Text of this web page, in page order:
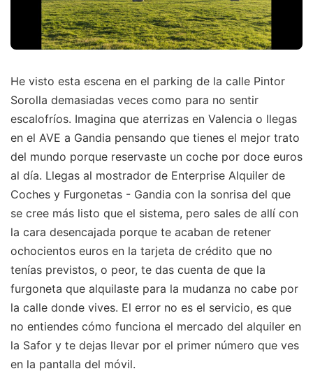
He visto esta escena en el parking de la calle Pintor
Sorolla demasiadas veces como para no sentir
escalofríos. Imagina que aterrizas en Valencia o llegas
en el AVE a Gandia pensando que tienes el mejor trato
del mundo porque reservaste un coche por doce euros
al día. Llegas al mostrador de Enterprise Alquiler de
Coches y Furgonetas - Gandia con la sonrisa del que
se cree más listo que el sistema, pero sales de allí con
la cara desencajada porque te acaban de retener
ochocientos euros en la tarjeta de crédito que no
tenías previstos, o peor, te das cuenta de que la
furgoneta que alquilaste para la mudanza no cabe por
la calle donde vives. El error no es el servicio, es que
no entiendes cómo funciona el mercado del alquiler en
la Safor y te dejas llevar por el primer número que ves
en la pantalla del móvil.